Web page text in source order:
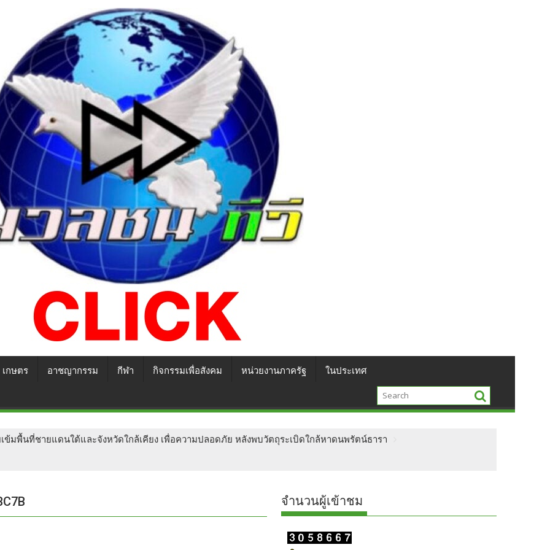
เกษตร อาชญากรรม กีฬา กิจกรรมเพื่อสังคม หน่วยงานภาครัฐ ในประเทศ
ข้มพื้นที่ชายแดนใต้และจังหวัดใกล้เคียง เพื่อความปลอดภัย​ หลังพบวัตถุระเบิดใกล้หาดนพรัตน์ธารา​
จำนวนผู้เข้าชม